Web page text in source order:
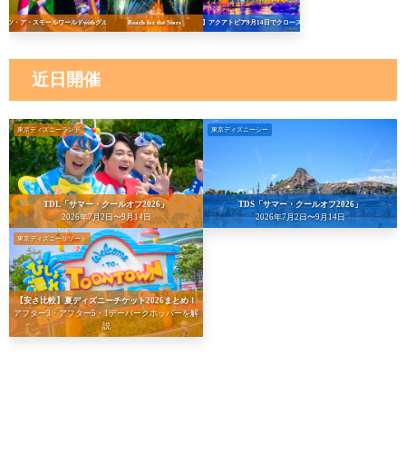
ッツ・ア・スモールワールドwithグルート Reach for the Stars 【悲報】アクアトピア9月14日でクローズへ…！
近日開催
東京ディズニーランド
TDL「サマー・クールオフ2026」
2026年7月2日〜9月14日
東京ディズニーシー
TDS「サマー・クールオフ2026」
2026年7月2日〜9月14日
東京ディズニーリゾート
【安さ比較】夏ディズニーチケット2026まとめ！
アフター3・アフター5・1デーパークホッパーを解
説